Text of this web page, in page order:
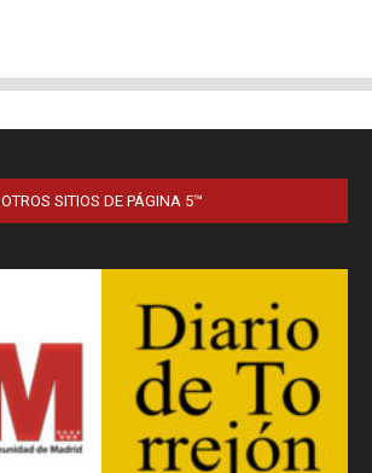
OTROS SITIOS DE PÁGINA 5™